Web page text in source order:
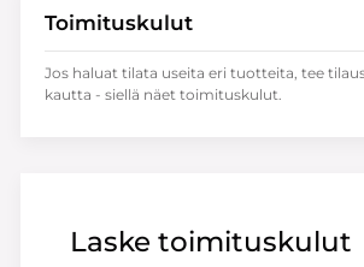
Laske toimituskulut
Toimituskulut
Jos haluat tilata useita eri tuotteita, tee
kautta - siellä näet toimituskulut.